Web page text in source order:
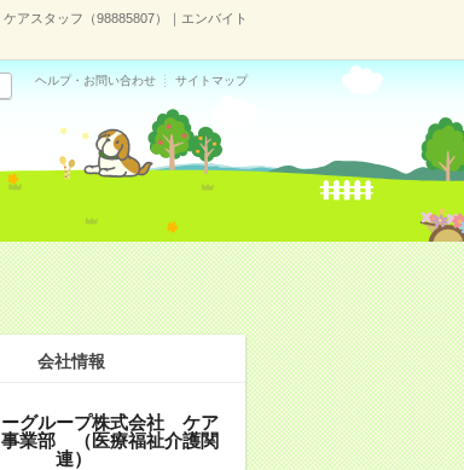
アスタッフ（98885807）｜エンバイト
ヘルプ・お問い合わせ サイトマップ
会社情報
ーグループ株式会社 ケア
業部 （医療福祉介護関
連）